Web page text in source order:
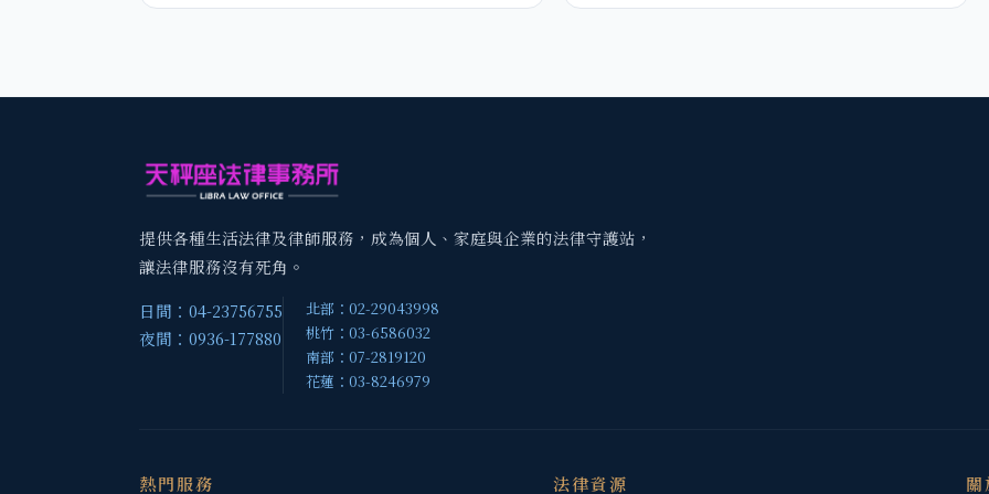
提供各種生活法律及律師服務，成為個人、家庭與企業的法律守護站，
讓法律服務沒有死角。
日間：04-23756755
夜間：0936-177880
北部：02-29043998
桃竹：03-6586032
南部：07-2819120
花蓮：03-8246979
熱門服務 法律資源